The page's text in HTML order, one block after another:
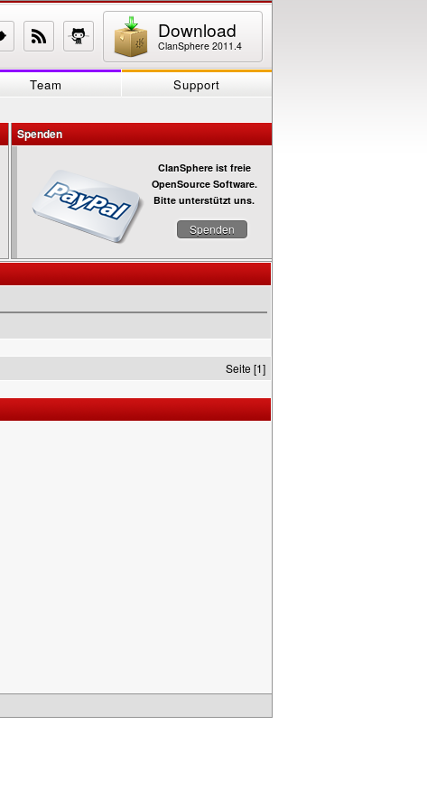
Download
ClanSphere 2011.4
Team Support
Spenden
ClanSphere ist freie
OpenSource Software.
Bitte unterstützt uns.
Spenden
Seite [1]